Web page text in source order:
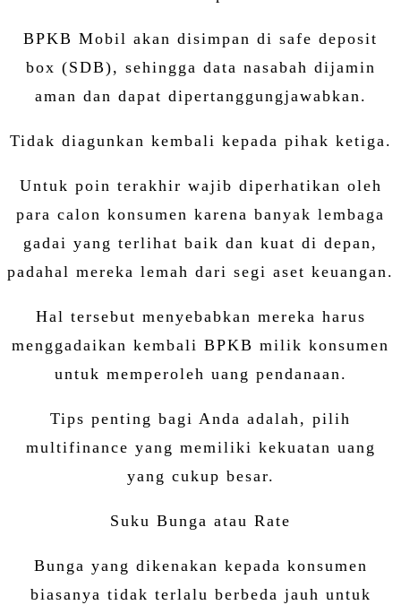
BPKB Mobil akan disimpan di safe deposit
box (SDB), sehingga data nasabah dijamin
aman dan dapat dipertanggungjawabkan.
Tidak diagunkan kembali kepada pihak ketiga.
Untuk poin terakhir wajib diperhatikan oleh
para calon konsumen karena banyak lembaga
gadai yang terlihat baik dan kuat di depan,
padahal mereka lemah dari segi aset keuangan.
Hal tersebut menyebabkan mereka harus
menggadaikan kembali BPKB milik konsumen
untuk memperoleh uang pendanaan.
Tips penting bagi Anda adalah, pilih
multifinance yang memiliki kekuatan uang
yang cukup besar.
Suku Bunga atau Rate
Bunga yang dikenakan kepada konsumen
biasanya tidak terlalu berbeda jauh untuk